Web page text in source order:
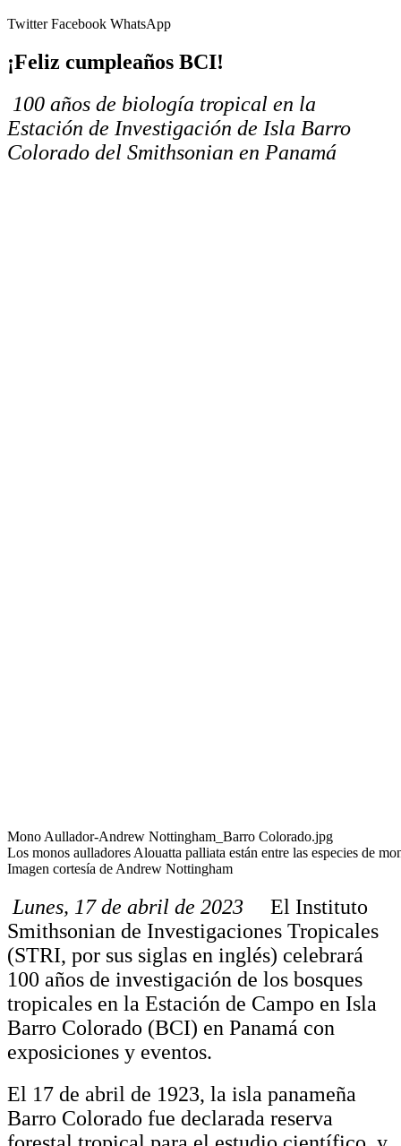
TwitterFacebook WhatsApp
¡Feliz cumpleaños BCI!
100 años de biología tropical en la
Estación de Investigación de Isla Barro
Colorado del Smithsonian en Panamá
Mono Aullador-Andrew Nottingham_Barro Colorado.jpg
Los monos aulladores Alouatta palliata están entre las especies de
Imagen cortesía de Andrew Nottingham
Lunes, 17 de abril de 2023 El Instituto
Smithsonian de Investigaciones Tropicales
(STRI, por sus siglas en inglés) celebrará
100 años de investigación de los bosques
tropicales en la Estación de Campo en Isla
Barro Colorado (BCI) en Panamá con
exposiciones y eventos.
El 17 de abril de 1923, la isla panameña
Barro Colorado fue declarada reserva